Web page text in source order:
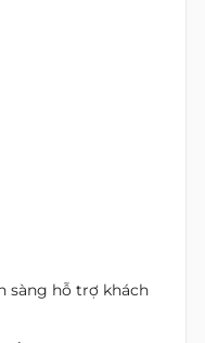
sàng hỗ trợ khách